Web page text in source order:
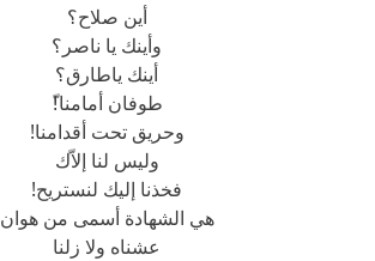
أين صلاح؟
وأينك يا ناصر؟
أينك ياطارق؟
طوفان أمامنا!ّ
وحريق تحت أقدامنا!
وليس لنا إلاّك
فخذنا إليك لنستريح!
هي الشهادة أسمى من هوان
عشناه ولا زلنا